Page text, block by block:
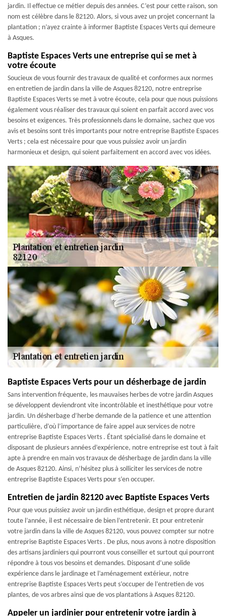
jardin. Il effectue ce métier depuis des années. C’est pour cette raison, son
nom est célèbre dans le 82120. Alors, si vous avez un projet concernant la
plantation ; n’ayez crainte à informer Baptiste Espaces Verts qui demeure
à Asques.
Baptiste Espaces Verts une entreprise qui se met à
votre écoute
Soucieux de vous fournir des travaux de qualité et conformes aux normes
en entretien de jardin dans la ville de Asques 82120, notre entreprise
Baptiste Espaces Verts se met à votre écoute, cela pour que nous puissions
également vous réaliser des travaux qui soient en parfait accord avec vos
besoins et exigences. Très professionnels dans le domaine, sachez que vos
avis et besoins sont très importants pour notre entreprise Baptiste Espaces
Verts ; cela est nécessaire pour que vous puissiez avoir un jardin
harmonieux et design, qui soient parfaitement en accord avec vos idées.
Baptiste Espaces Verts pour un désherbage de jardin
Sans intervention fréquente, les mauvaises herbes de votre jardin Asques
se développent deviendront vite incontrôlable et inesthétique pour votre
jardin. Un désherbage d’herbe demande de la patience et une attention
particulière, d’où l’importance de faire appel aux services de notre
entreprise Baptiste Espaces Verts . Étant spécialisé dans le domaine et
disposant de plusieurs années d’expérience, notre entreprise est tout à fait
apte à prendre en main vos travaux de désherbage de jardin dans la ville
de Asques 82120. Ainsi, n’hésitez plus à solliciter les services de notre
entreprise Baptiste Espaces Verts pour s’en occuper.
Entretien de jardin 82120 avec Baptiste Espaces Verts
Pour que vous puissiez avoir un jardin esthétique, design et propre durant
toute l’année, il est nécessaire de bien l’entretenir. Et pour entretenir
votre jardin dans la ville de Asques 82120, vous pouvez compter sur notre
entreprise Baptiste Espaces Verts . De plus, nous avons à notre disposition
des artisans jardiniers qui pourront vous conseiller et surtout qui pourront
répondre à tous vos besoins et demandes. Disposant d’une solide
expérience dans le jardinage et l’aménagement extérieur, notre
entreprise Baptiste Espaces Verts peut s’occuper de l’entretien de vos
plantes, de vos arbres ainsi que de vos plantations à Asques 82120.
Appeler un jardinier pour entretenir votre jardin à